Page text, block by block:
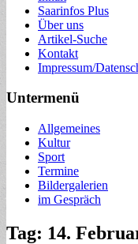
Saarinfos Plus
Über uns
Artikel-Suche
Kontakt
Impressum/
Untermenü
Allgemeines
Kultur
Sport
Termine
Bildergalerien
im Gespräch
Tag: 14.